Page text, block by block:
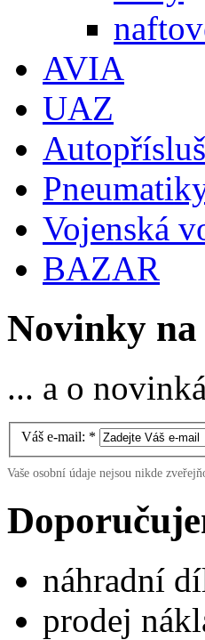
AVIA
UAZ
Vojenská
BAZAR
Novinky na
... a o
Váš e-mail: *
Vaše osobní údaje nejsou nikde
náhradní
prodej